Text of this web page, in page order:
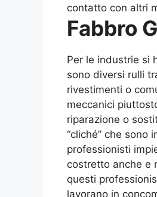
contatto con altri
Fabbro
Per le industrie si
sono diversi rulli
rivestimenti o
meccanici
riparazione o
“cliché” che
professionisti
costretto anche e
questi
lavorano in